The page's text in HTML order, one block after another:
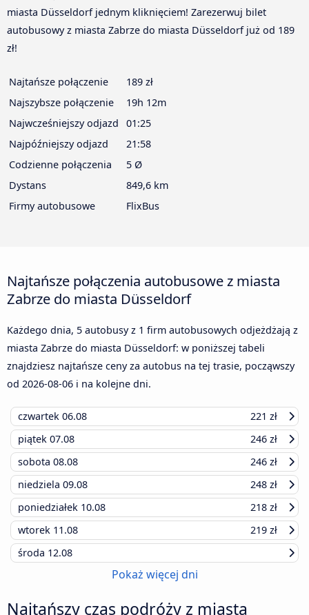
miasta Düsseldorf jednym kliknięciem! Zarezerwuj bilet
autobusowy z miasta Zabrze do miasta Düsseldorf już od 189
zł!
Najtańsze połączenie
189 zł
Najszybsze połączenie
19h 12m
Najwcześniejszy odjazd
01:25
Najpóźniejszy odjazd
21:58
Codzienne połączenia
5 Ø
Dystans
849,6 km
Firmy autobusowe
FlixBus
Najtańsze połączenia autobusowe z miasta
Zabrze do miasta Düsseldorf
Każdego dnia, 5 autobusy z 1 firm autobusowych odjeżdżają z
miasta Zabrze do miasta Düsseldorf: w poniższej tabeli
znajdziesz najtańsze ceny za autobus na tej trasie, począwszy
od 2026-08-06 i na kolejne dni.
czwartek 06.08
221 zł
piątek 07.08
246 zł
sobota 08.08
246 zł
niedziela 09.08
248 zł
poniedziałek 10.08
218 zł
wtorek 11.08
219 zł
środa 12.08
Pokaż więcej dni
Najtańszy czas podróży z miasta